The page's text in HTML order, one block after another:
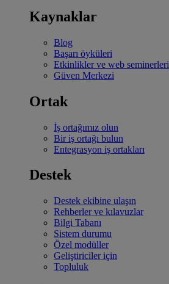
Kaynaklar
Blog
Başarı öyküleri
Etkinlikler ve web seminerleri
Güven Merkezi
Ortak
İş ortağımız olun
Bir iş ortağı bulun
Entegrasyon iş ortakları
Destek
Destek ekibine ulaşın
Rehberler ve kılavuzlar
Bilgi Tabanı
Sistem durumu
Özel modüller
Geliştiriciler için
Topluluk